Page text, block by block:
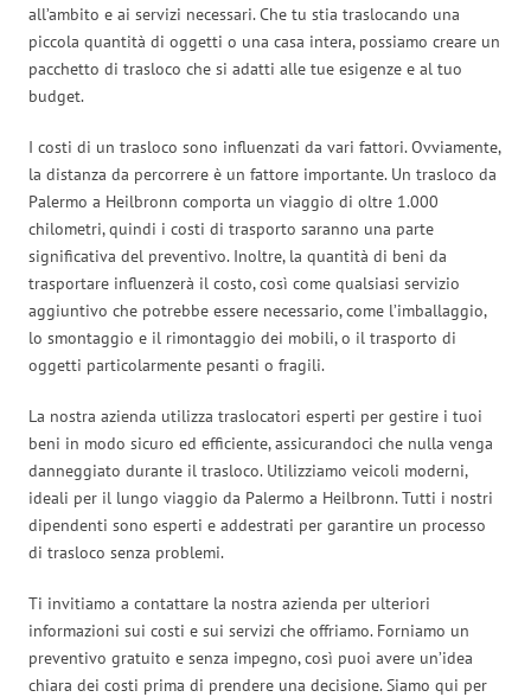
all’ambito e ai servizi necessari. Che tu stia traslocando una
piccola quantità di oggetti o una casa intera, possiamo creare un
pacchetto di trasloco che si adatti alle tue esigenze e al tuo
budget.
I costi di un trasloco sono influenzati da vari fattori. Ovviamente,
la distanza da percorrere è un fattore importante. Un trasloco da
Palermo a Heilbronn comporta un viaggio di oltre 1.000
chilometri, quindi i costi di trasporto saranno una parte
significativa del preventivo. Inoltre, la quantità di beni da
trasportare influenzerà il costo, così come qualsiasi servizio
aggiuntivo che potrebbe essere necessario, come l’imballaggio,
lo smontaggio e il rimontaggio dei mobili, o il trasporto di
oggetti particolarmente pesanti o fragili.
La nostra azienda utilizza traslocatori esperti per gestire i tuoi
beni in modo sicuro ed efficiente, assicurandoci che nulla venga
danneggiato durante il trasloco. Utilizziamo veicoli moderni,
ideali per il lungo viaggio da Palermo a Heilbronn. Tutti i nostri
dipendenti sono esperti e addestrati per garantire un processo
di trasloco senza problemi.
Ti invitiamo a contattare la nostra azienda per ulteriori
informazioni sui costi e sui servizi che offriamo. Forniamo un
preventivo gratuito e senza impegno, così puoi avere un’idea
chiara dei costi prima di prendere una decisione. Siamo qui per